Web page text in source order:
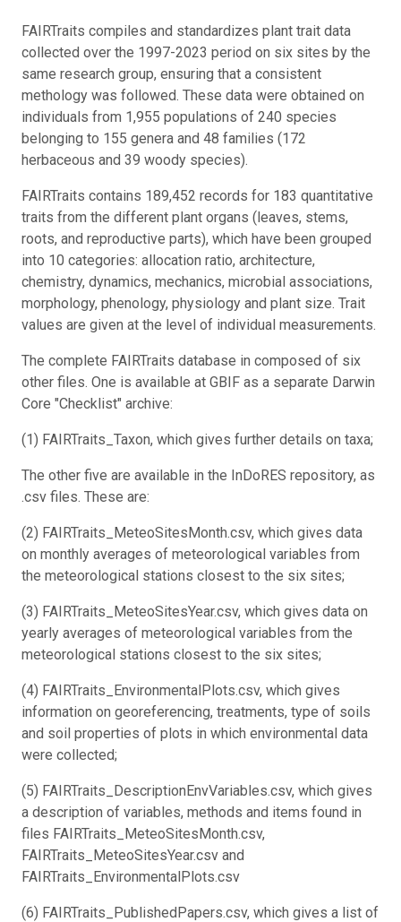
FAIRTraits compiles and standardizes plant trait data
collected over the 1997-2023 period on six sites by the
same research group, ensuring that a consistent
methology was followed. These data were obtained on
individuals from 1,955 populations of 240 species
belonging to 155 genera and 48 families (172
herbaceous and 39 woody species).
FAIRTraits contains 189,452 records for 183 quantitative
traits from the different plant organs (leaves, stems,
roots, and reproductive parts), which have been grouped
into 10 categories: allocation ratio, architecture,
chemistry, dynamics, mechanics, microbial associations,
morphology, phenology, physiology and plant size. Trait
values are given at the level of individual measurements.
The complete FAIRTraits database in composed of six
other files. One is available at GBIF as a separate Darwin
Core "Checklist" archive:
(1) FAIRTraits_Taxon, which gives further details on taxa;
The other five are available in the InDoRES repository, as
.csv files. These are:
(2) FAIRTraits_MeteoSitesMonth.csv, which gives data
on monthly averages of meteorological variables from
the meteorological stations closest to the six sites;
(3) FAIRTraits_MeteoSitesYear.csv, which gives data on
yearly averages of meteorological variables from the
meteorological stations closest to the six sites;
(4) FAIRTraits_EnvironmentalPlots.csv, which gives
information on georeferencing, treatments, type of soils
and soil properties of plots in which environmental data
were collected;
(5) FAIRTraits_DescriptionEnvVariables.csv, which gives
a description of variables, methods and items found in
files FAIRTraits_MeteoSitesMonth.csv,
FAIRTraits_MeteoSitesYear.csv and
FAIRTraits_EnvironmentalPlots.csv
(6) FAIRTraits_PublishedPapers.csv, which gives a list of